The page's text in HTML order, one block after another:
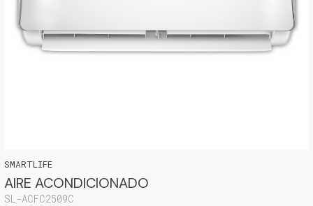
SMARTLIFE
AIRE ACONDICIONADO
SL-ACFC2509C